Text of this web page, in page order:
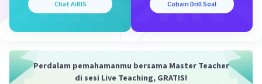
Chat AiRIS Cobain Drill Soal
Perdalam pemahamanmu bersama Master Teacher
di sesi Live Teaching, GRATIS!